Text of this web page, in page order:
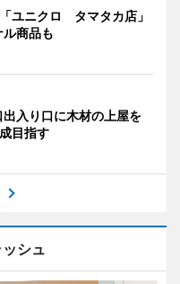
ユニクロ タマタカ店」
商品も
入り口に木材の上屋を
目指す
シュ